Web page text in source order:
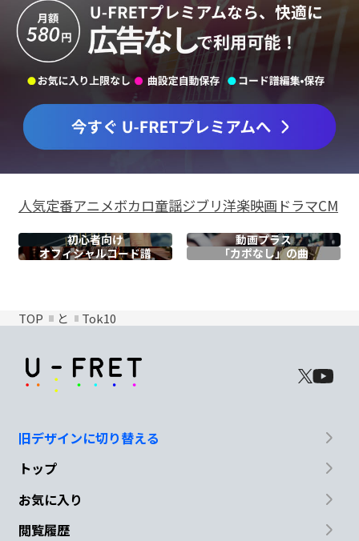
人気定番アニメボカロ童謡ジブリ洋楽映画ドラマCM
初心者向け
動画プラス
オフィシャルコード譜 「カポなし」の曲
TOP と Tok10
旧デザインに切り替える
トップ
お気に入り
閲覧履歴